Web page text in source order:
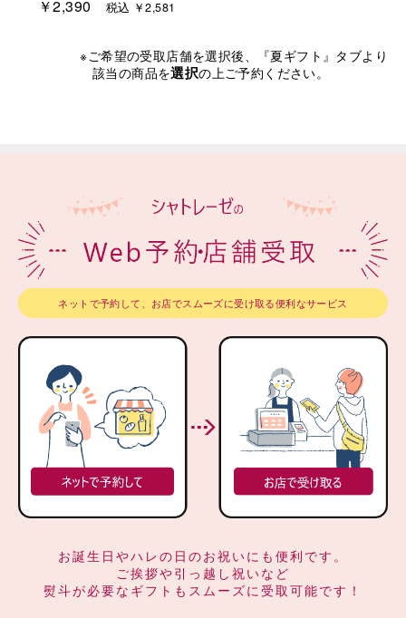
￥2,390
税込 ￥2,581
※ご希望の受取店舗を選択後、『夏ギフト』タブより
該当の商品を選択の上ご予約ください。
ネットで予約して、お店でスムーズに受け取る便利なサービス
お誕生日やハレの日のお祝いにも便利です。
ご挨拶や引っ越し祝いなど
熨斗が必要なギフトもスムーズに受取可能です！